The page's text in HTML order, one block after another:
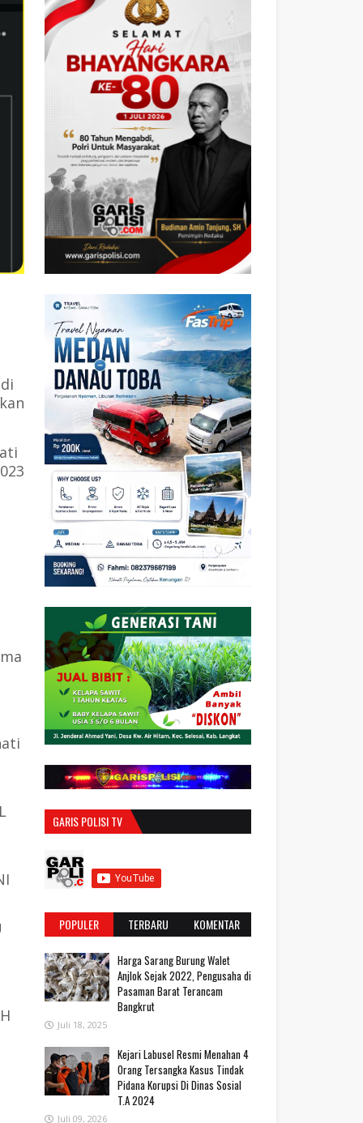
GARIS POLISI TV
POPULER TERBARU KOMENTAR
Harga Sarang Burung Walet
Anjlok Sejak 2022, Pengusaha di
Pasaman Barat Terancam
Bangkrut
Juli 18, 2025
‎Kejari Labusel Resmi Menahan 4
Orang Tersangka Kasus Tindak
Pidana Korupsi Di Dinas Sosial
T.A 2024
Juli 09, 2026